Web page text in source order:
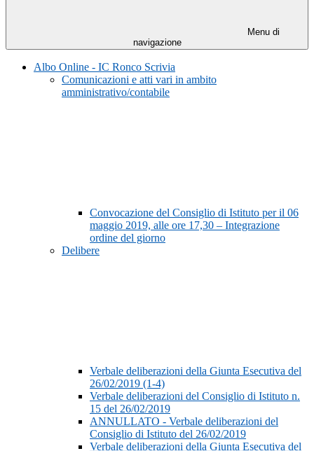
Menu di
navigazione
Albo Online - IC Ronco Scrivia
Comunicazioni e atti vari in ambito
amministrativo/contabile
Convocazione del Consiglio di Istituto per il 06
maggio 2019, alle ore 17,30 – Integrazione
ordine del giorno
Delibere
Verbale deliberazioni della Giunta Esecutiva del
26/02/2019 (1-4)
Verbale deliberazioni del Consiglio di Istituto n.
15 del 26/02/2019
ANNULLATO - Verbale deliberazioni del
Consiglio di Istituto del 26/02/2019
Verbale deliberazioni della Giunta Esecutiva del